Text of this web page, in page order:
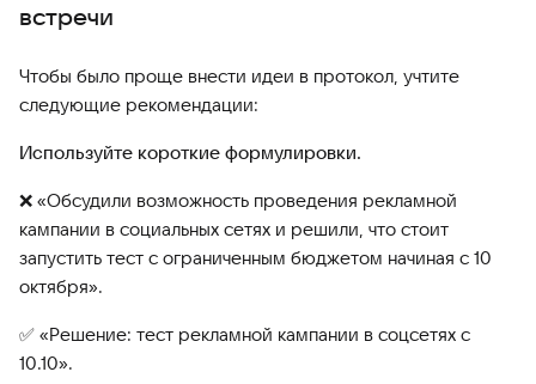
встречи
Чтобы было проще внести идеи в протокол, учтите
следующие рекомендации:
Используйте короткие формулировки.
❌ «Обсудили возможность проведения рекламной
кампании в социальных сетях и решили, что стоит
запустить тест с ограниченным бюджетом начиная с 10
октября».
✅ «Решение: тест рекламной кампании в соцсетях с
10.10».